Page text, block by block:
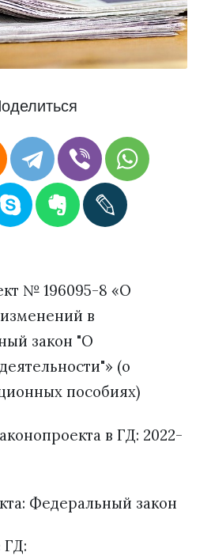
№ 196095-8 «О
в
закон "О
(о
пособиях)
в ГД: 2022-
Федеральный закон
ГД: